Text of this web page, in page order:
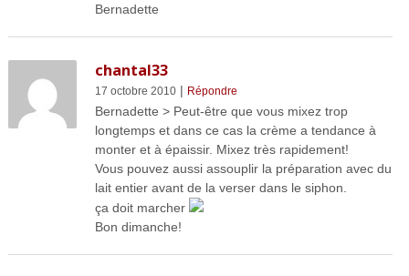
Bernadette
chantal33
17 octobre 2010| Répondre
Bernadette > Peut-être que vous mixez trop
longtemps et dans ce cas la crème a tendance à
monter et à épaissir. Mixez très rapidement!
Vous pouvez aussi assouplir la préparation avec du
lait entier avant de la verser dans le siphon.
ça doit marcher
Bon dimanche!